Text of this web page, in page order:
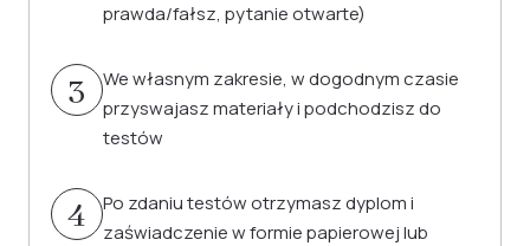
prawda/fałsz, pytanie otwarte)
3
We własnym zakresie, w dogodnym czasie
przyswajasz materiały i podchodzisz do
testów
4
Po zdaniu testów otrzymasz dyplom i
zaświadczenie w formie papierowej lub